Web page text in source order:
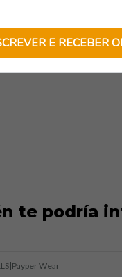
VER OPCIONES
te podría
|Payper Wear
E RECEBER